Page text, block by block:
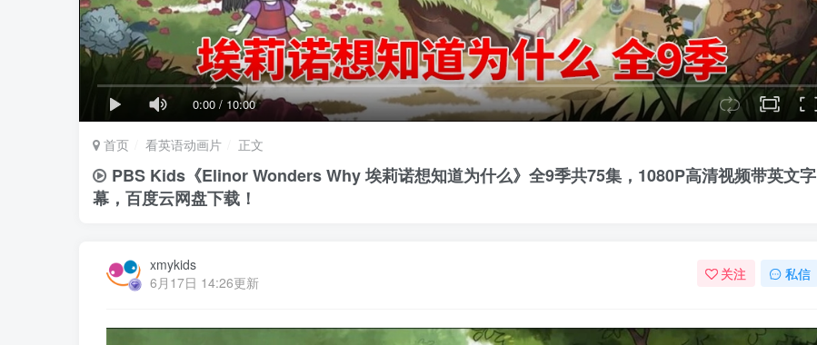
0:00 / 10:00
首页 看英语动画片 正文
PBS Kids《Elinor Wonders Why 埃莉诺想知道为什么》全9季共75集，1080P高清视频带英文字
幕，百度云网盘下载！
xmykids
6月17日 14:26更新
关注 私信